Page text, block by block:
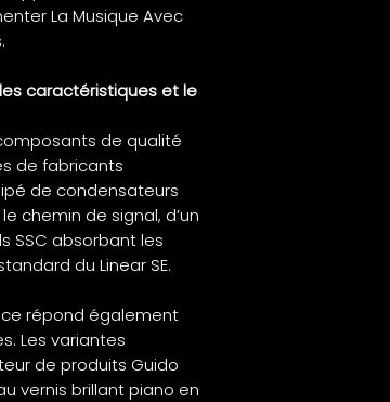
La Musique Avec
caractéristiques et le
de qualité
de fabricants
de condensateurs
chemin de signal, d’un
SSC absorbant les
du Linear SE.
répond également
Les variantes
de produits Guido
vernis brillant piano en